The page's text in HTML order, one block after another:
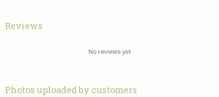
Reviews
No reviews yet
Photos uploaded by customers